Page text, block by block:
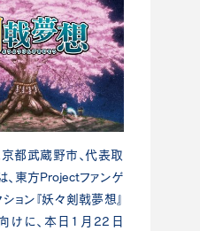
京都武蔵野市、代表取
、東方Projectファンゲ
ョン『妖々剣戟夢想』
けに、本日1月22日